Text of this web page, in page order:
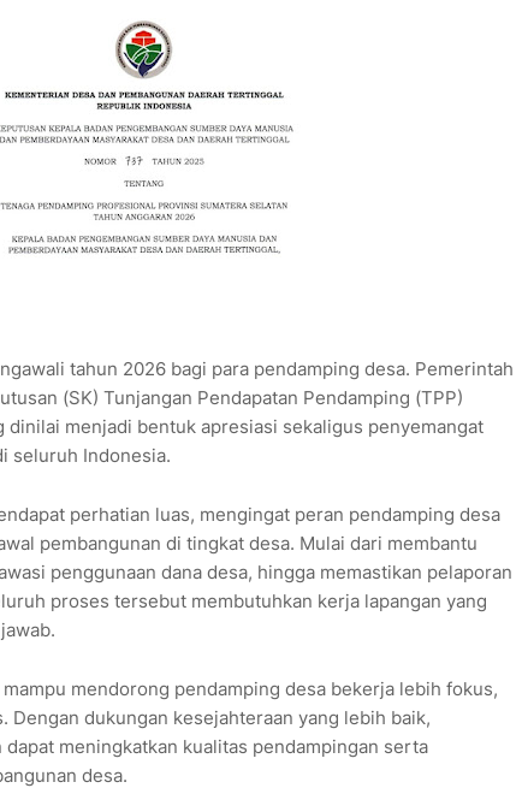
tahun 2026 bagi para pendamping desa. Pemerintah
(SK) Tunjangan Pendapatan Pendamping (TPP)
dinilai menjadi bentuk apresiasi sekaligus penyemangat
seluruh Indonesia.
perhatian luas, mengingat peran pendamping desa
pembangunan di tingkat desa. Mulai dari membantu
penggunaan dana desa, hingga memastikan pelaporan
proses tersebut membutuhkan kerja lapangan yang
mendorong pendamping desa bekerja lebih fokus,
Dengan dukungan kesejahteraan yang lebih baik,
meningkatkan kualitas pendampingan serta
desa.